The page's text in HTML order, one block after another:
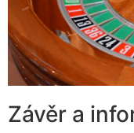
Závěr a